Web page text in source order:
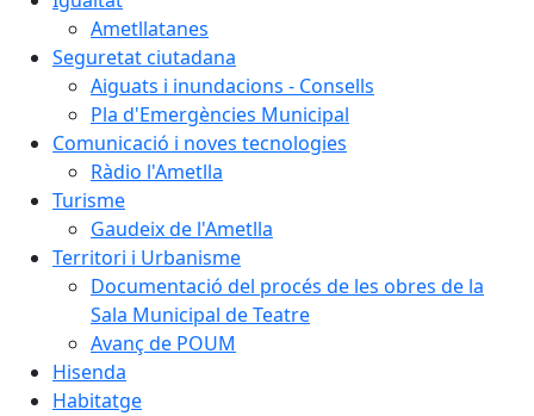
Ametllatanes
Seguretat ciutadana
Aiguats i inundacions - Consells
Pla d'Emergències Municipal
Comunicació i noves tecnologies
Ràdio l'Ametlla
Turisme
Gaudeix de l'Ametlla
Territori i Urbanisme
Documentació del procés de les obres de la
Sala Municipal de Teatre
Avanç de POUM
Hisenda
Habitatge